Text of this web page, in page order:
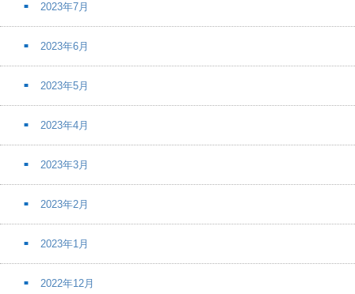
2023年7月
2023年6月
2023年5月
2023年4月
2023年3月
2023年2月
2023年1月
2022年12月